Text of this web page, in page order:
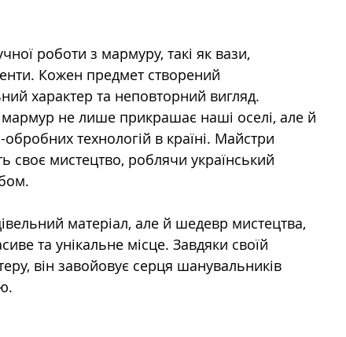
роботи з мармуру, такі як вази,
Кожен предмет створений
характер та неповторний вигляд.
не лише прикрашає наші оселі, але й
технологій в країні. Майстри
своє мистецтво, роблячи український
матеріал, але й шедевр мистецтва,
та унікальне місце. Завдяки своїй
він завойовує серця шанувальників